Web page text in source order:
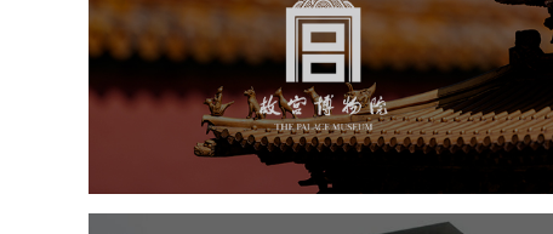
文化艺术 博物馆
智慧博物馆
博物馆网站建设
景区网站建设
文创商城
万能专题
网站代运营